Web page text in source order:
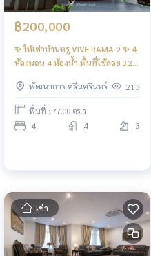
฿200,000
✨ ให้เช่าบ้านหรู VIVE RAMA 9 ✨ 4
ห้องนอน 4 ห้องน้ำ พื้นที่ใช้สอย 324
พัฒนาการ ศรีนครินทร์
213
พื้นที่ : 77.00 ตร.ว.
4 4 3
เช่า